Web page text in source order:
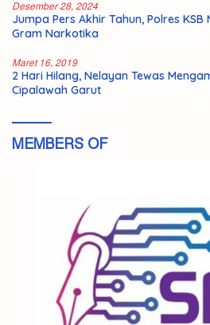
Desember 28, 2024
Jumpa Pers Akhir Tahun, Polres KSB
Gram Narkotika
Maret 16, 2019
2 Hari Hilang, Nelayan Tewas
Cipalawah Garut
MEMBERS OF